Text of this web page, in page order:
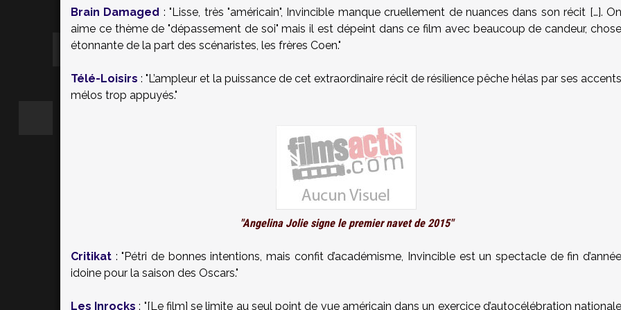
Brain Damaged : "Lisse, très "américain", Invincible manque cruellement de nuances dans son récit […]. On
aime ce thème de "dépassement de soi" mais il est dépeint dans ce film avec beaucoup de candeur, chose
étonnante de la part des scénaristes, les frères Coen."
Télé-Loisirs : "L’ampleur et la puissance de cet extraordinaire récit de résilience pêche hélas par ses accents
mélos trop appuyés."
"Angelina Jolie signe le premier navet de 2015"
Critikat : "Pétri de bonnes intentions, mais confit d’académisme, Invincible est un spectacle de fin d’année
idoine pour la saison des Oscars."
Les Inrocks : "[Le film] se limite au seul point de vue américain dans un exercice d’autocélébration nationale